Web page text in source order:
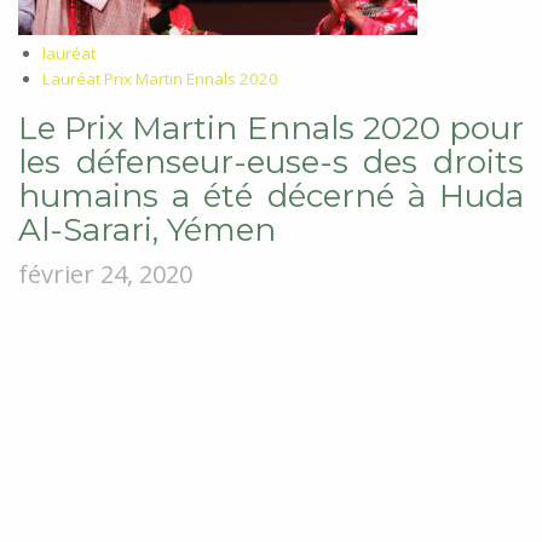
lauréat
Lauréat Prix Martin Ennals 2020
Le Prix Martin Ennals 2020 pour
les défenseur-euse-s des droits
humains a été décerné à Huda
Al-Sarari, Yémen
février 24, 2020